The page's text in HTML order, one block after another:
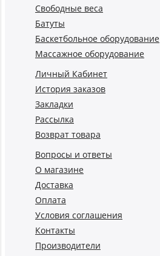
Свободные веса
Батуты
Баскетбольное оборудование
Массажное оборудование
Личный Кабинет
История заказов
Закладки
Рассылка
Возврат товара
Вопросы и ответы
О магазине
Доставка
Оплата
Условия соглашения
Контакты
Производители